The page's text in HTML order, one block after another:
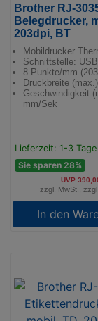
Brother RJ-
Belegdrucker,
203dpi, BT
Mobildrucker
Schnittstelle: USB
8 Punkte/mm
Druckbreite
Geschwindigkeit
mm/Sek
Lieferzeit: 1-3 Tage
Sie sparen 28%
UVP
zzgl. MwSt., zzgl.
In den